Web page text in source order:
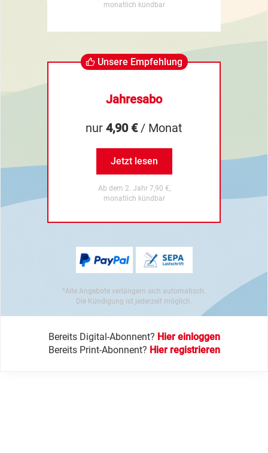
monatlich kündbar
Unsere Empfehlung
Jahresabo
nur 4,90 €/ Monat
Jetzt lesen
Ab dem 2. Jahr 7,90 €,
monatlich kündbar
*Alle Angebote verlängern sich automatisch.
Die Kündigung ist jederzeit möglich.
Bereits Digital-Abonnent? Hier einloggen
Bereits Print-Abonnent? Hier registrieren